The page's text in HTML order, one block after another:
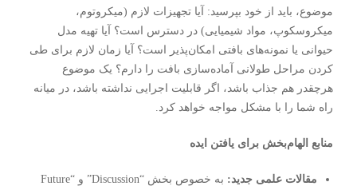
موضوع، باید از خود بپرسید: آیا تجهیزات لازم (میکروتوم،
میکروسکوپ، مواد شیمیایی) در دسترس است؟ آیا تهیه مدل
حیوانی یا نمونه‌های بافتی امکان‌پذیر است؟ آیا زمان لازم برای طی
کردن مراحل طولانی آماده‌سازی بافت را دارم؟ یک موضوع
هرچقدر هم جذاب باشد، اگر قابلیت اجرایی نداشته باشد، در میانه
راه شما را با مشکل مواجه خواهد کرد.
منابع الهام‌بخش برای یافتن ایده
مقالات علمی جدید:
به خصوص بخش “Discussion” و “Future